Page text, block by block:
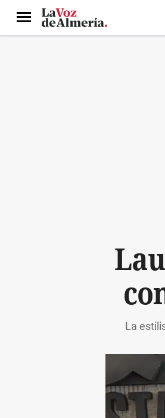
Menú
La